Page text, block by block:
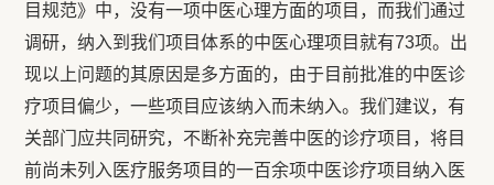
目规范》中，没有一项中医心理方面的项目，而我们通过
调研，纳入到我们项目体系的中医心理项目就有73项。出
现以上问题的其原因是多方面的，由于目前批准的中医诊
疗项目偏少，一些项目应该纳入而未纳入。我们建议，有
关部门应共同研究，不断补充完善中医的诊疗项目，将目
前尚未列入医疗服务项目的一百余项中医诊疗项目纳入医